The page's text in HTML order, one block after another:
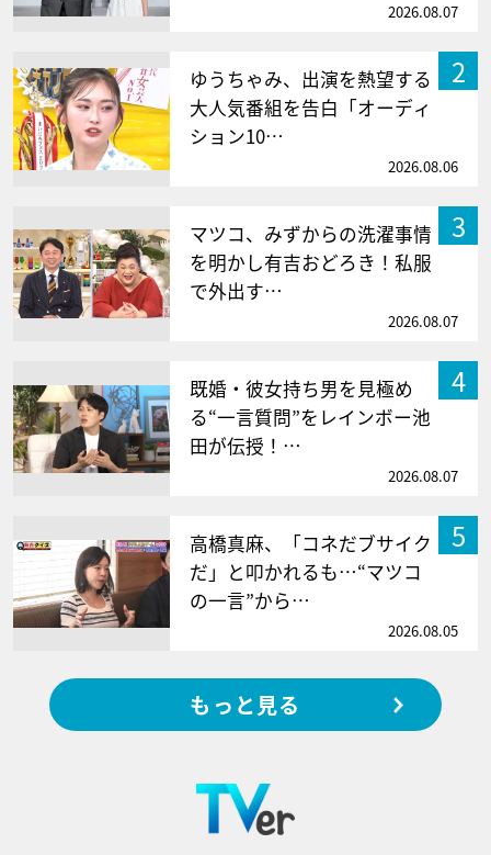
2026.08.07
2
ゆうちゃみ、出演を熱望する
大人気番組を告白「オーディ
ション10…
2026.08.06
3
マツコ、みずからの洗濯事情
を明かし有吉おどろき！私服
で外出す…
2026.08.07
4
既婚・彼女持ち男を見極め
る“一言質問”をレインボー池
田が伝授！…
2026.08.07
5
高橋真麻、「コネだブサイク
だ」と叩かれるも…“マツコ
の一言”から…
2026.08.05
もっと見る